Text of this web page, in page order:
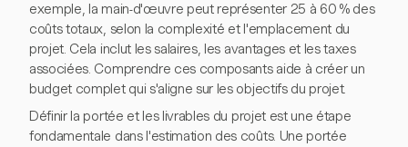
exemple, la main-d'œuvre peut représenter 25 à 60 % des
coûts totaux, selon la complexité et l'emplacement du
projet. Cela inclut les salaires, les avantages et les taxes
associées. Comprendre ces composants aide à créer un
budget complet qui s'aligne sur les objectifs du projet.
Définir la portée et les livrables du projet est une étape
fondamentale dans l'estimation des coûts. Une portée